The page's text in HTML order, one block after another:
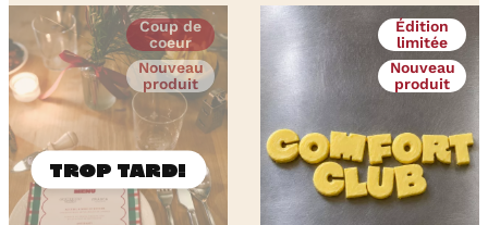
Coup de
coeur
Nouveau
produit
Édition
limitée
Nouveau
produit